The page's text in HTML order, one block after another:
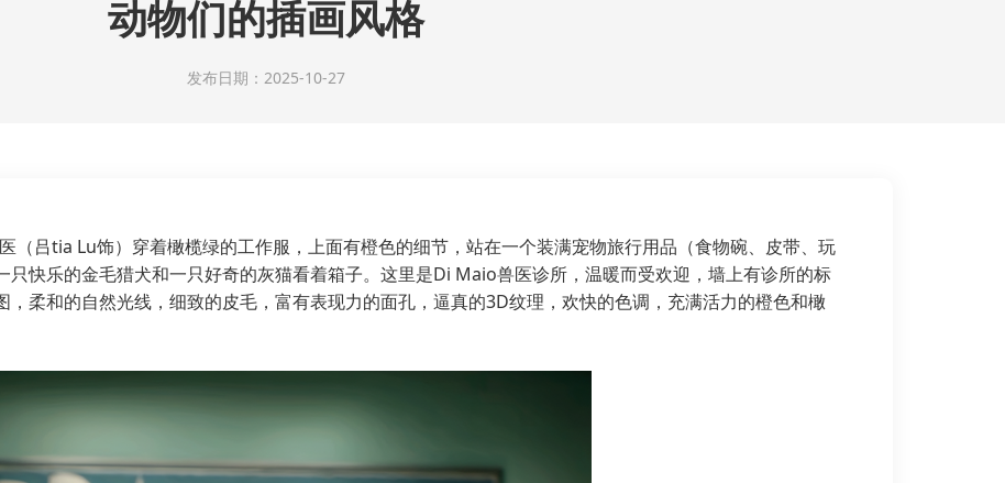
动物们的插画风格
发布日期：2025-10-27
（吕tia Lu饰）穿着橄榄绿的工作服，上面有橙色的细节，站在一个装满宠物旅行用品（食物碗、皮带、玩
只快乐的金毛猎犬和一只好奇的灰猫看着箱子。这里是Di Maio兽医诊所，温暖而受欢迎，墙上有诊所的标
柔和的自然光线，细致的皮毛，富有表现力的面孔，逼真的3D纹理，欢快的色调，充满活力的橙色和橄